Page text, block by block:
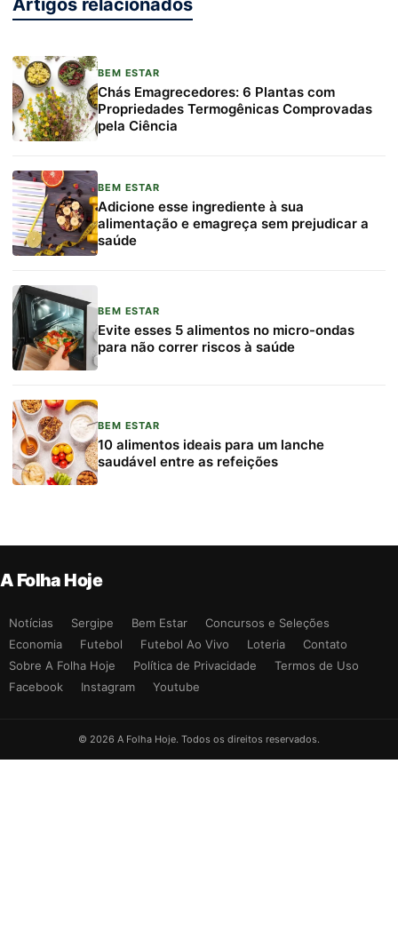
Artigos relacionados
BEM ESTAR
Chás Emagrecedores: 6 Plantas com
Propriedades Termogênicas Comprovadas
pela Ciência
BEM ESTAR
Adicione esse ingrediente à sua
alimentação e emagreça sem prejudicar a
saúde
BEM ESTAR
Evite esses 5 alimentos no micro-ondas
para não correr riscos à saúde
BEM ESTAR
10 alimentos ideais para um lanche
saudável entre as refeições
A Folha Hoje
Notícias Sergipe Bem Estar
Concursos e Seleções
Economia
Futebol Futebol Ao Vivo Loteria
Contato
Sobre A Folha Hoje
Política de Privacidade
Termos de Uso
Facebook
Instagram Youtube
© 2026 A Folha Hoje. Todos os direitos reservados.